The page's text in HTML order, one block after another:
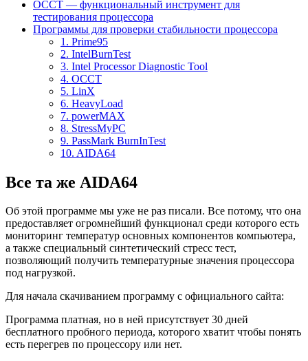
OCCT — функциональный инструмент для
тестирования процессора
Программы для проверки стабильности процессора
1. Prime95
2. IntelBurnTest
3. Intel Processor Diagnostic Tool
4. OCCT
5. LinX
6. HeavyLoad
7. powerMAX
8. StressMyPC
9. PassMark BurnInTest
10. AIDA64
Все та же AIDA64
Об этой программе мы уже не раз писали. Все потому, что она
предоставляет огромнейший функционал среди которого есть
мониторинг температур основных компонентов компьютера,
а также специальный синтетический стресс тест,
позволяющий получить температурные значения процессора
под нагрузкой.
Для начала скачиванием программу с официального сайта:
Программа платная, но в ней присутствует 30 дней
бесплатного пробного периода, которого хватит чтобы понять
есть перегрев по процессору или нет.